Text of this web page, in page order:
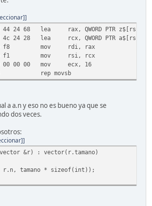
44 24 68 lea
rax, QWORD PTR z$[rsp]
4c 24 28 lea
rcx, QWORD PTR a$[rsp]
f8 mov
rdi, rax
f1 mov
rsi, rcx
00 00 00 mov
ecx, 16
rep movsb
a a.n y eso no es bueno ya que se
dos veces.
&r) : vector(r.tamano)
r.n, tamano * sizeof(int));